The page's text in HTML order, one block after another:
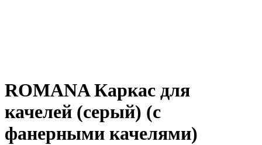
ROMANA Каркас для
качелей (серый) (с
фанерными качелями)